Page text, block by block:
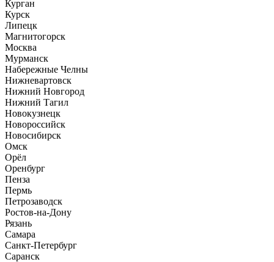
Курган
Курск
Липецк
Магнитогорск
Москва
Мурманск
Набережные Челны
Нижневартовск
Нижний Новгород
Нижний Тагил
Новокузнецк
Новороссийск
Новосибирск
Омск
Орёл
Оренбург
Пенза
Пермь
Петрозаводск
Ростов-на-Дону
Рязань
Самара
Санкт-Петербург
Саранск